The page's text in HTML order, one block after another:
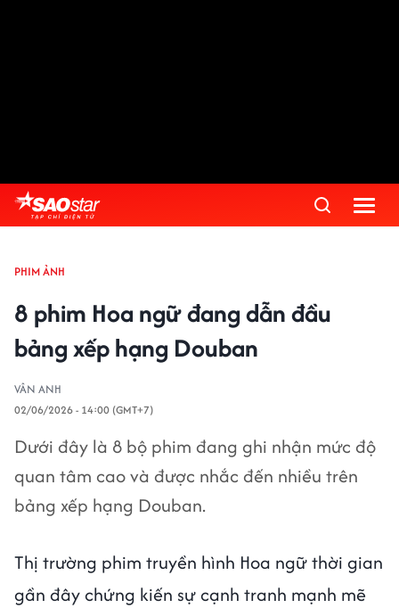
PHIM ẢNH
8 phim Hoa ngữ đang dẫn đầu
bảng xếp hạng Douban
VÂN ANH
02/06/2026 - 14:00 (GMT+7)
Dưới đây là 8 bộ phim đang ghi nhận mức độ
quan tâm cao và được nhắc đến nhiều trên
bảng xếp hạng Douban.
Thị trường phim truyền hình Hoa ngữ thời gian
gần đây chứng kiến sự cạnh tranh mạnh mẽ